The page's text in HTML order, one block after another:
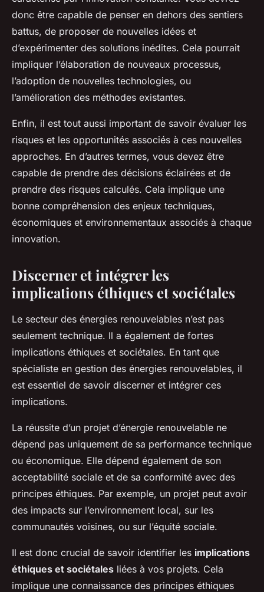
donc être capable de penser en dehors des sentiers
battus, de proposer de nouvelles idées et
d’expérimenter des solutions inédites. Cela pourrait
impliquer l’élaboration de nouveaux processus,
l’adoption de nouvelles technologies, ou
l’amélioration des méthodes existantes.
Enfin, il est tout aussi important de savoir évaluer les
risques et les opportunités associés à ces nouvelles
approches. En d’autres termes, vous devez être
capable de prendre des décisions éclairées et de
prendre des risques calculés. Cela implique une
bonne compréhension des enjeux techniques,
économiques et environnementaux associés à chaque
innovation.
Discerner et intégrer les
implications éthiques et sociétales
Le secteur des énergies renouvelables n’est pas
seulement technique. Il a également de fortes
implications éthiques et sociétales. En tant que
spécialiste en gestion des énergies renouvelables, il
est essentiel de savoir discerner et intégrer ces
implications.
La réussite d’un projet d’énergie renouvelable ne
dépend pas uniquement de sa performance technique
ou économique. Elle dépend également de son
acceptabilité sociale et de sa conformité avec des
principes éthiques. Par exemple, un projet peut avoir
des impacts sur l’environnement local, sur les
communautés voisines, ou sur l’équité sociale.
Il est donc crucial de savoir identifier les implications
éthiques et sociétales liées à vos projets. Cela
implique une connaissance des principes éthiques